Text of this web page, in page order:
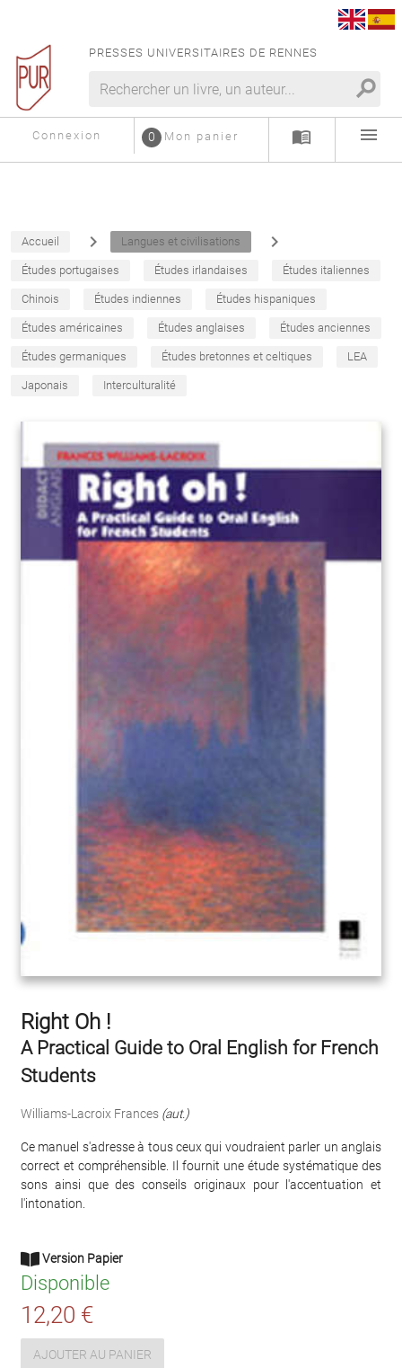
PRESSES UNIVERSITAIRES DE RENNES
search
Connexion Mon panier
0 menu_book menu
Accueil navigate_next Langues et civilisations navigate_next
Études portugaises Études irlandaises Études italiennes
Chinois Études indiennes Études hispaniques
Études américaines Études anglaises Études anciennes
Études germaniques Études bretonnes et celtiques LEA
Japonais Interculturalité
Right Oh !
A Practical Guide to Oral English for French
Students
Williams-Lacroix Frances (aut.)
Ce manuel s'adresse à tous ceux qui voudraient parler un anglais
correct et compréhensible. Il fournit une étude systématique des
sons ainsi que des conseils originaux pour l'accentuation et
l'intonation.
Version Papier
Disponible
12,20 €
AJOUTER AU PANIER